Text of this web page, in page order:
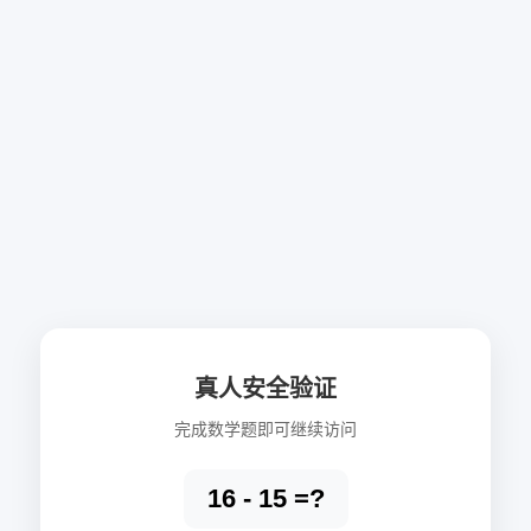
真人安全验证
完成数学题即可继续访问
16 - 15 =?